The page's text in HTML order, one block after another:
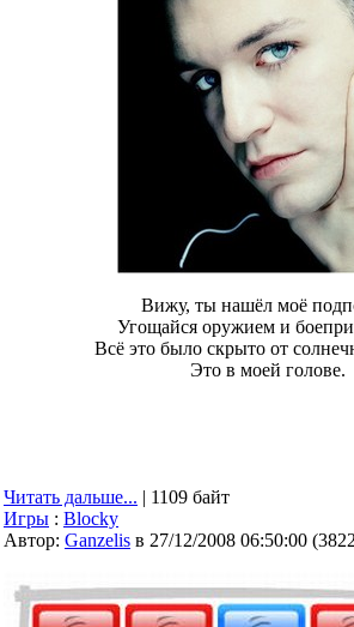
Вижу, ты нашёл моё
Угощайся оружием и
Всё это было скрыто от
Это в моей голове.
Читать дальше... | 1109 байт
Игры : Blocky
Автор: Ganzelis в 27/12/2008 06:50:00 (